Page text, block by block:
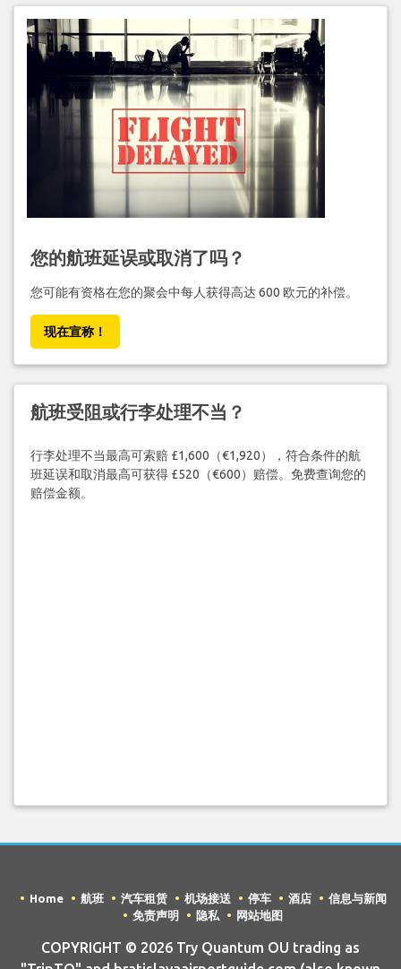
您的航班延误或取消了吗？
您可能有资格在您的聚会中每人获得高达 600 欧元的补偿。
现在宣称！
航班受阻或行李处理不当？
行李处理不当最高可索赔 £1,600（€1,920），符合条件的航
班延误和取消最高可获得 £520（€600）赔偿。免费查询您的
赔偿金额。
Home 航班 汽车租赁 机场接送 停车 酒店
信息与新闻
免责声明
隐私 网站地图
COPYRIGHT © 2026 Try Quantum OU trading as